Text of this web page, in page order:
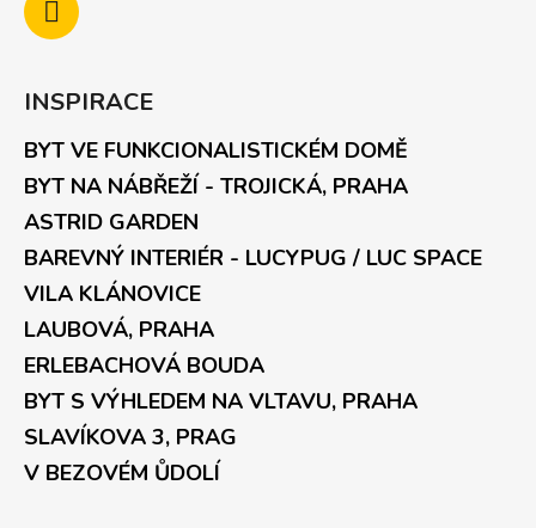
INSPIRACE
BYT VE FUNKCIONALISTICKÉM DOMĚ
BYT NA NÁBŘEŽÍ - TROJICKÁ, PRAHA
ASTRID GARDEN
BAREVNÝ INTERIÉR - LUCYPUG / LUC SPACE
VILA KLÁNOVICE
LAUBOVÁ, PRAHA
ERLEBACHOVÁ BOUDA
BYT S VÝHLEDEM NA VLTAVU, PRAHA
SLAVÍKOVA 3, PRAG
V BEZOVÉM ŮDOLÍ